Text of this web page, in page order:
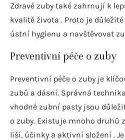
Zdravé zuby také zahrnují k
kvalitě života . Proto je
ústní hygienu a navštěvovat
Preventivní péče o zuby
Preventivní péče o zuby je
zubů a dásní. Správná
vhodné zubní pasty jsou
o zuby. Existuje mnoho druhů
liší, účinky a aktivní složení .